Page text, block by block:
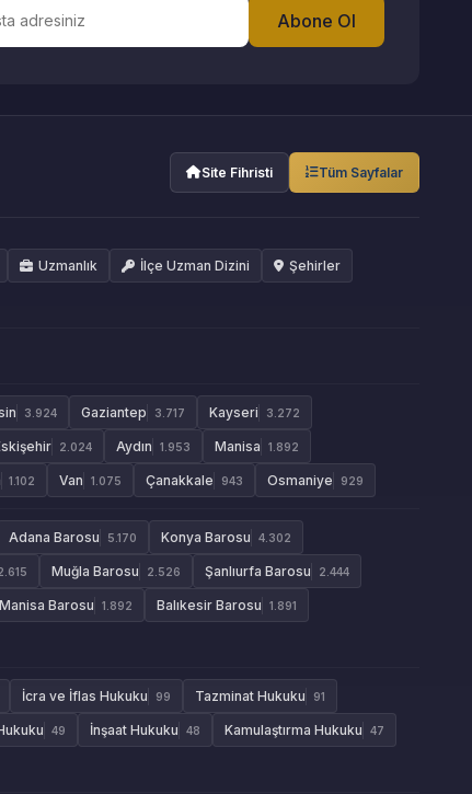
Abone Ol
Site Fihristi Tüm Sayfalar
Uzmanlık İlçe Uzman Dizini Şehirler
3.924 Gaziantep 3.717 Kayseri 3.272
2.024 Aydın 1.953 Manisa 1.892
1.102 Van 1.075 Çanakkale 943 Osmaniye 929
Adana Barosu 5.170 Konya Barosu 4.302
Muğla Barosu 2.526 Şanlıurfa Barosu 2.444
Manisa Barosu 1.892 Balıkesir Barosu 1.891
İcra ve İflas Hukuku 99 Tazminat Hukuku 91
49 İnşaat Hukuku 48 Kamulaştırma Hukuku 47